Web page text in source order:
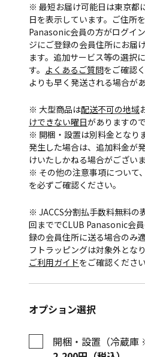
※ 最短お届け可能日は東京都
日を表示しています。ご住所
Panasonic会員の方がログイ
ジにご登録の会員住所にお届
ます。追加サービス等の選択
す。 よくあるご質問をご確認
よりも早く発送される場合があ
※ 大型商品は配送不可の地域
けできない曜日がありますの
※ 開梱・設置は別料金となり
発生した場合は、追加料金が
けいたしかねる場合がございま
※ その他の注意事項について
を必ずご確認ください。
※ JACCS分割払手数料無料の
回まででCLUB Panasonic会
録の会員住所に送る場合のみ
フトラッピングは対象外とな
ご利用ガイドをご確認ください
オプション選択
開梱・設置（冷蔵